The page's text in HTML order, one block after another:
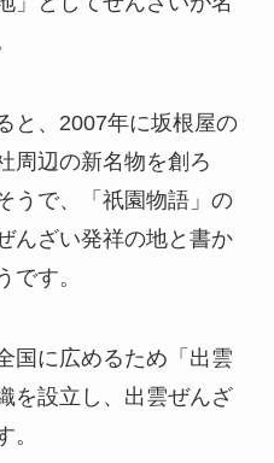
と、2007年に坂根屋の
周辺の新名物を創ろ
うで、「祇園物語」の
んざい発祥の地と書か
です。
国に広めるため「出雲
を設立し、出雲ぜんざ
。